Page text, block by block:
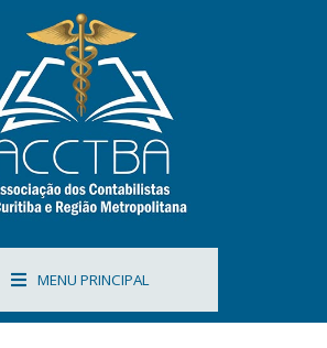
MENU PRINCIPAL